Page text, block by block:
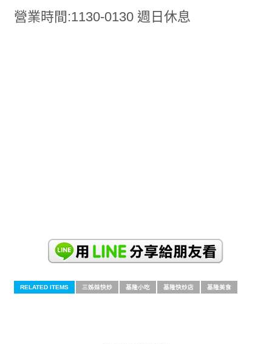
營業時間:1130-0130 週日休息
RELATED ITEMS 三姊妹快炒 基隆小吃 基隆快炒店 基隆美食